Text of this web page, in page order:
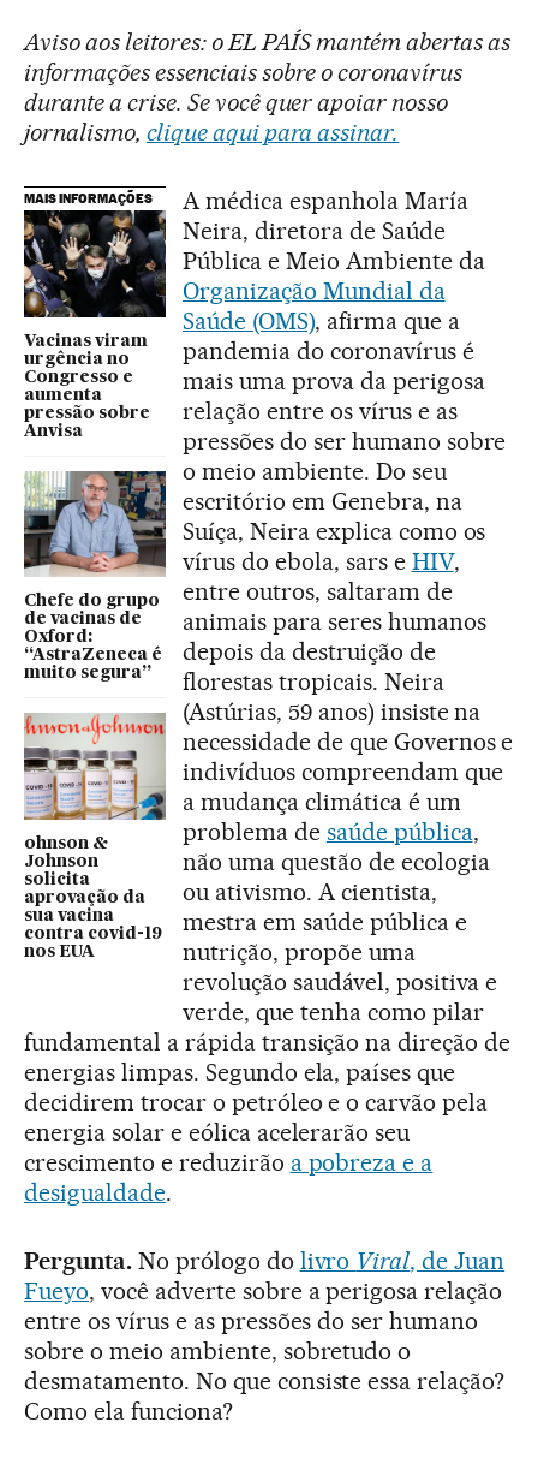
Aviso aos leitores: o EL PAÍS mantém abertas as
informações essenciais sobre o coronavírus
durante a crise. Se você quer apoiar nosso
jornalismo, clique aqui para assinar.
MAIS INFORMAÇÕES
Vacinas viram
urgência no
Congresso e
aumenta
pressão sobre
Anvisa
Chefe do grupo
de vacinas de
Oxford:
“AstraZeneca é
muito segura”
ohnson &
Johnson
solicita
aprovação da
sua vacina
contra covid-19
nos EUA
A médica espanhola María
Neira, diretora de Saúde
Pública e Meio Ambiente da
Organização Mundial da
Saúde (OMS), afirma que a
pandemia do coronavírus é
mais uma prova da perigosa
relação entre os vírus e as
pressões do ser humano sobre
o meio ambiente. Do seu
escritório em Genebra, na
Suíça, Neira explica como os
vírus do ebola, sars e HIV,
entre outros, saltaram de
animais para seres humanos
depois da destruição de
florestas tropicais. Neira
(Astúrias, 59 anos) insiste na
necessidade de que Governos e
indivíduos compreendam que
a mudança climática é um
problema de saúde pública,
não uma questão de ecologia
ou ativismo. A cientista,
mestra em saúde pública e
nutrição, propõe uma
revolução saudável, positiva e
verde, que tenha como pilar
fundamental a rápida transição na direção de
energias limpas. Segundo ela, países que
decidirem trocar o petróleo e o carvão pela
energia solar e eólica acelerarão seu
crescimento e reduzirão a pobreza e a
desigualdade.
Pergunta. No prólogo do livro Viral, de Juan
Fueyo, você adverte sobre a perigosa relação
entre os vírus e as pressões do ser humano
sobre o meio ambiente, sobretudo o
desmatamento. No que consiste essa relação?
Como ela funciona?